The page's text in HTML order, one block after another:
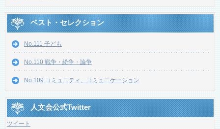
ベスト・セレクション
No.111 子ども
No.110 戦争・紛争・論争
No.109 コミュニティ、コミュニケーション
人文会公式Twitter
ツイート